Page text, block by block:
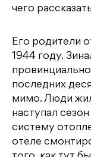
чего
Его родители
1944 году.
последних
мимо. Люди
наступал
систему
отеле